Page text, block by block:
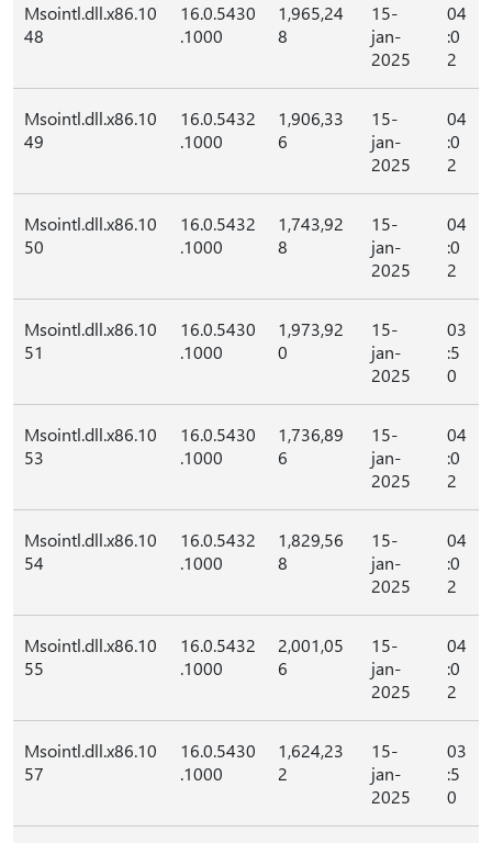
Msointl.dll.x86.10
48
16.0.5430
.1000
1,965,24
8
15-
jan-
2025
04
:0
2
Msointl.dll.x86.10
49
16.0.5432
.1000
1,906,33
6
15-
jan-
2025
04
:0
2
Msointl.dll.x86.10
50
16.0.5432
.1000
1,743,92
8
15-
jan-
2025
04
:0
2
Msointl.dll.x86.10
51
16.0.5430
.1000
1,973,92
0
15-
jan-
2025
03
:5
0
Msointl.dll.x86.10
53
16.0.5430
.1000
1,736,89
6
15-
jan-
2025
04
:0
2
Msointl.dll.x86.10
54
16.0.5432
.1000
1,829,56
8
15-
jan-
2025
04
:0
2
Msointl.dll.x86.10
55
16.0.5432
.1000
2,001,05
6
15-
jan-
2025
04
:0
2
Msointl.dll.x86.10
57
16.0.5430
.1000
1,624,23
2
15-
jan-
2025
03
:5
0